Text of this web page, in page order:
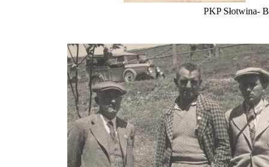
PKP Słotwina-